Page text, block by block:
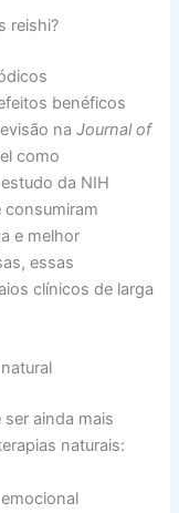
reishi?
benéficos
naJournal of
como
da NIH
consumiram
e melhor
essas
clínicos de larga
ainda mais
naturais: